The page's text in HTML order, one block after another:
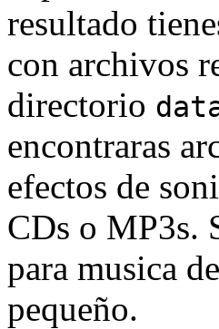
resultado
con archivos
directorio
encontraras
efectos de
CDs o MP3s.
para musica
pequeño.